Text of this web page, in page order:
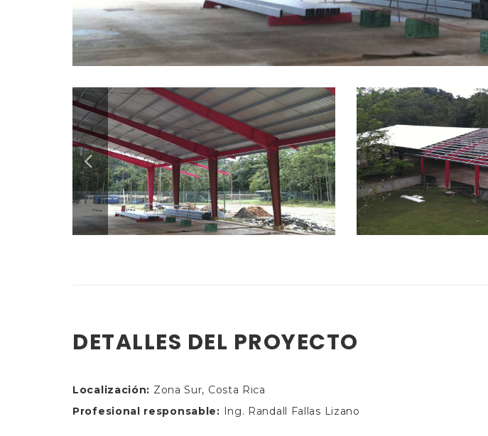
DETALLES DEL PROYECTO
Localización: Zona Sur, Costa Rica
Profesional responsable: Ing. Randall Fallas Lizano